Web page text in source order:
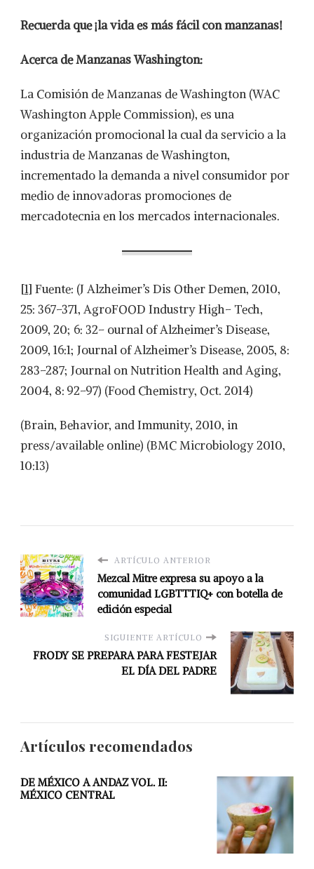
Recuerda que¡la vida es más fácil con manzanas!
Acerca de Manzanas Washington:
La Comisión de Manzanas de Washington (WAC
Washington Apple Commission), es una
organización promocional la cual da servicio a la
industria de Manzanas de Washington,
incrementado la demanda a nivel consumidor por
medio de innovadoras promociones de
mercadotecnia en los mercados internacionales.
[1] Fuente: (J Alzheimer’s Dis Other Demen, 2010,
25: 367–371, AgroFOOD Industry High– Tech,
2009, 20; 6: 32– ournal of Alzheimer’s Disease,
2009, 16:1; Journal of Alzheimer’s Disease, 2005, 8:
283–287; Journal on Nutrition Health and Aging,
2004, 8: 92–97) (Food Chemistry, Oct. 2014)
(Brain, Behavior, and Immunity, 2010, in
press/available online) (BMC Microbiology 2010,
10:13)
ARTÍCULO ANTERIOR
Mezcal Mitre expresa su apoyo a la
comunidad LGBTTTIQ+ con botella de
edición especial
SIGUIENTE ARTÍCULO
FRODY SE PREPARA PARA FESTEJAR
EL DÍA DEL PADRE
Artículos recomendados
DE MÉXICO A ANDAZ VOL. II:
MÉXICO CENTRAL